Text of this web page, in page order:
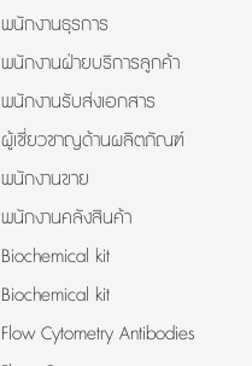
พนักงานธุรการ
พนักงานฝ่ายบริการลูกค้า
พนักงานรับส่งเอกสาร
ผู้เชี่ยวชาญด้านผลิตภัณฑ์
พนักงานขาย
พนักงานคลังสินค้า
Biochemical kit
Biochemical kit
Flow Cytometry Antibodies